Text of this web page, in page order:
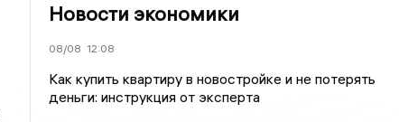
Новости экономики
08/08 12:08
Как купить квартиру в новостройке и не потерять
деньги: инструкция от эксперта